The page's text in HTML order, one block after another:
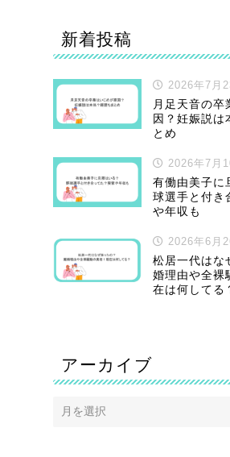
新着投稿
2026年7月
月足天音の卒
因？妊娠説は
とめ
2026年7月
有働由美子に
球選手と付き
や年収も
2026年6月
松居一代はな
婚理由や全裸
在は何してる
アーカイブ